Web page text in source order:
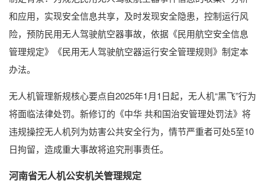
和应用，实现安全信息共享，及时发现安全隐患，控制运行风
险，预防民用无人驾驶航空器事故，依据《民用航空安全信息
管理规定》《民用无人驾驶航空器运行安全管理规则》制定本
办法。
无人机管理新规核心要点自2025年1月1日起，无人机“黑飞”行为
将面临法律处罚。新修订的《中华 共和国治安管理处罚法》将
违规操控无人机列为妨害公共安全行为，情节严重者可处5至10
日拘留，造成重大事故将追究刑事责任。
河南省无人机公安机关管理规定